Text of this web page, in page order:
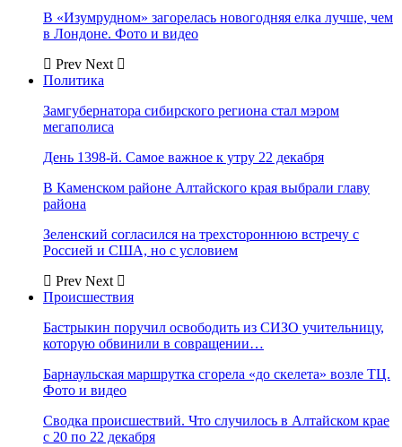
В «Изумрудном» загорелась новогодняя елка лучше, чем
в Лондоне. Фото и видео
Prev Next
Политика
Замгубернатора сибирского региона стал мэром
мегаполиса
День 1398-й. Самое важное к утру 22 декабря
В Каменском районе Алтайского края выбрали главу
района
Зеленский согласился на трехстороннюю встречу с
Россией и США, но с условием
Prev Next
Происшествия
Бастрыкин поручил освободить из СИЗО учительницу,
которую обвинили в совращении…
Барнаульская маршрутка сгорела «до скелета» возле ТЦ.
Фото и видео
Сводка происшествий. Что случилось в Алтайском крае
с 20 по 22 декабря